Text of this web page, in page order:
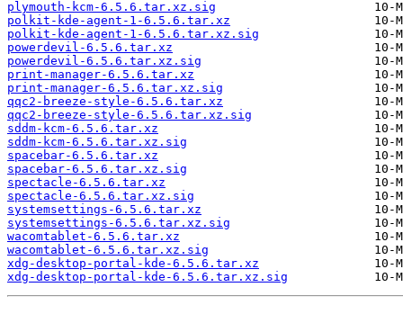
plymouth-kcm-6.5.6.tar.xz.sig
polkit-kde-agent-1-6.5.6.tar.xz
polkit-kde-agent-1-6.5.6.tar.xz.sig
powerdevil-6.5.6.tar.xz
powerdevil-6.5.6.tar.xz.sig
print-manager-6.5.6.tar.xz
print-manager-6.5.6.tar.xz.sig
qqc2-breeze-style-6.5.6.tar.xz
qqc2-breeze-style-6.5.6.tar.xz.sig
sddm-kcm-6.5.6.tar.xz
sddm-kcm-6.5.6.tar.xz.sig
spacebar-6.5.6.tar.xz
spacebar-6.5.6.tar.xz.sig
spectacle-6.5.6.tar.xz
spectacle-6.5.6.tar.xz.sig
systemsettings-6.5.6.tar.xz
systemsettings-6.5.6.tar.xz.sig
wacomtablet-6.5.6.tar.xz
wacomtablet-6.5.6.tar.xz.sig
xdg-desktop-portal-kde-6.5.6.tar.xz
xdg-desktop-portal-kde-6.5.6.tar.xz.sig